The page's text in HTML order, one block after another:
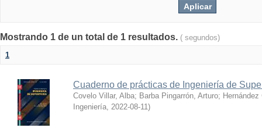
Mostrando 1 de un total de 1 resultados. ( segundos)
1
Cuaderno de prácticas de Ingeniería de
Covelo Villar, Alba; Barba Pingarrón, Arturo;
Ingeniería, 2022-08-11)